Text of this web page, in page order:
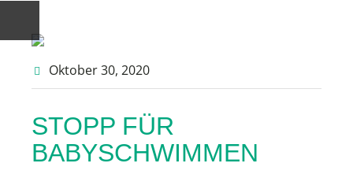
Oktober 30, 2020
STOPP FÜR
BABYSCHWIMMEN